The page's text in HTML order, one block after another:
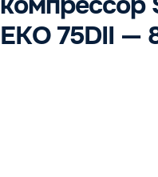
EKO 75DII —